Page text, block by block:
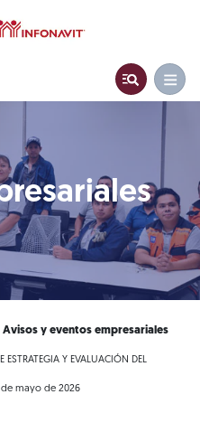
Avisos y eventos empresariales
ESTRATEGIA Y EVALUACIÓN DEL
de mayo de 2026